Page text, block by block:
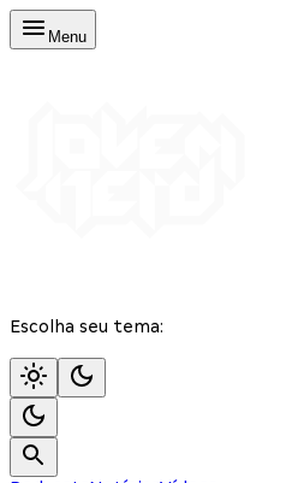
Menu
Escolha seu tema: